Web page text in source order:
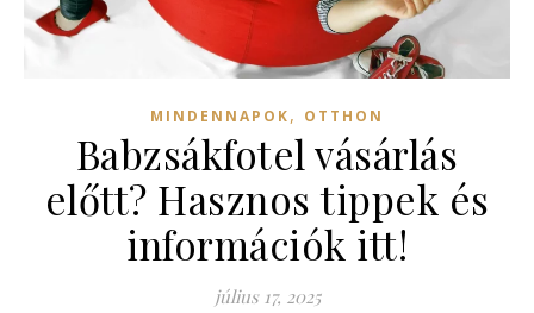
MINDENNAPOK, OTTHON
Babzsákfotel vásárlás
előtt? Hasznos tippek és
információk itt!
július 17, 2025